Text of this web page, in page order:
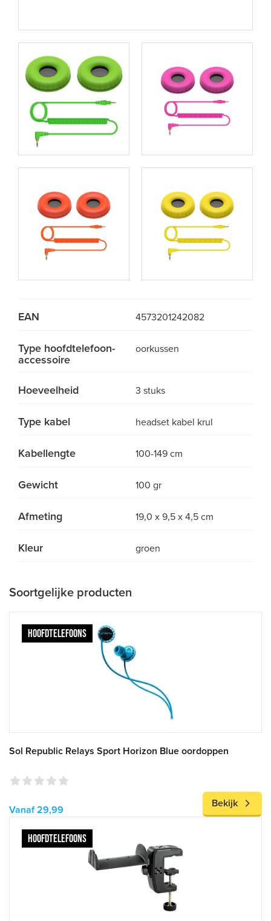
EAN 4573201242082
Type hoofdtelefoon-
accessoire
oorkussen
Hoeveelheid 3 stuks
Type kabel headset kabel krul
Kabellengte 100-149 cm
Gewicht 100 gr
Afmeting 19,0 x 9,5 x 4,5 cm
Kleur groen
Soortgelijke producten
HOOFDTELEFOONS
Sol Republic Relays Sport Horizon Blue oordoppen
Vanaf 29,99
Bekijk
HOOFDTELEFOONS